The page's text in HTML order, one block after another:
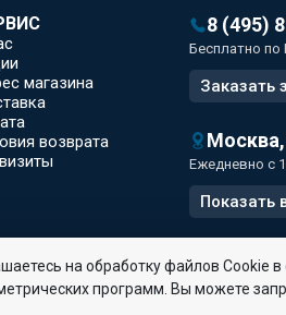
магазина
возврата
8 (495)
Бесплатно по
Заказать
Ежедневно с
Показать
на обработку файлов Сookie в
программ. Вы можете